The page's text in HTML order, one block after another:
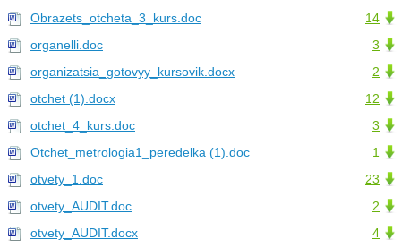
14
Obrazets_otcheta_3_kurs.doc
3
organelli.doc
2
organizatsia_gotovyy_kursovik.docx
12
otchet (1).docx
3
otchet_4_kurs.doc
1
Otchet_metrologia1_peredelka (1).doc
23
otvety_1.doc
2
otvety_AUDIT.doc
4
otvety_AUDIT.docx